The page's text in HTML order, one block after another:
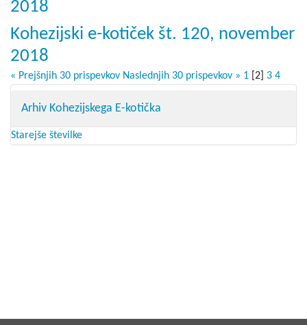
2018
Kohezijski e-kotiček št. 120, november
2018
« Prejšnjih 30 prispevkov Naslednjih 30 prispevkov » 1 2 3 4
Arhiv Kohezijskega E-kotička
Starejše številke